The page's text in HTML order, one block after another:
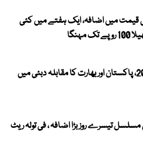
قیمت میں اضافہ، ایک ہفتے میں کئی
ویمنز ایشیا کپ 2026، پاکستان اور بھارت کا مقابلہ دبئی میں
تیسرے روز بڑا اضافہ ، فی تولہ ریٹ